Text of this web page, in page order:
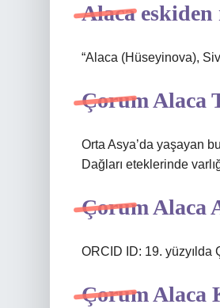
Alaca eskiden
“Alaca (Hüseyinova),
Çorum Alaca
Orta Asya’da yaşayan
Dağları eteklerinde
Çorum Alaca
ORCID ID: 19. yüzyılda
Çorum Alaca